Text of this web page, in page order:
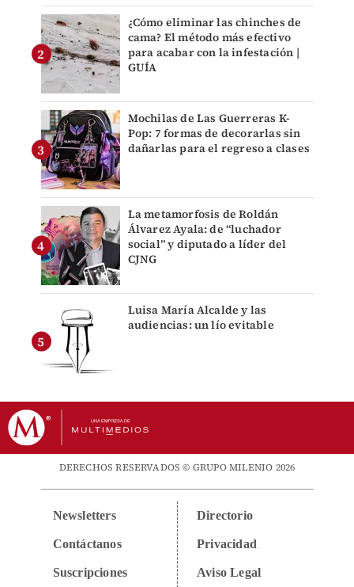
¿Cómo eliminar las chinches de
cama? El método más efectivo
para acabar con la infestación |
GUÍA
Mochilas de Las Guerreras K-
Pop: 7 formas de decorarlas sin
dañarlas para el regreso a clases
La metamorfosis de Roldán
Álvarez Ayala: de “luchador
social” y diputado a líder del
CJNG
Luisa María Alcalde y las
audiencias: un lío evitable
DERECHOS RESERVADOS © GRUPO MILENIO 2026
Newsletters
Contáctanos
Suscripciones
Directorio
Privacidad
Aviso Legal